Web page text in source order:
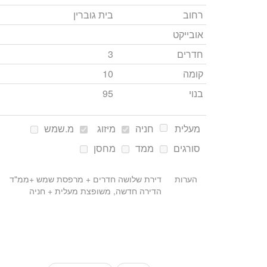
רחוב
בית גוברין
אובייקט
חדרים
3
קומה
10
בנוי
95
מעלית חניה מיזוג
מ.שמש
סורגים
ממד מחסן
הערות
דירת שלושה חדרים + מרפסת שמש +ממ"ד
הדירה חדשה, משופצת מעלית + חניה